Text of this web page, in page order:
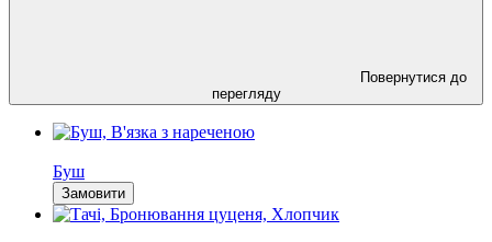
Повернутися до
перегляду
Буш
Замовити